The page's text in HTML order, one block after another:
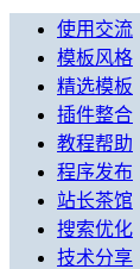
使用交流
模板风格
精选模板
插件整合
教程帮助
程序发布
站长茶馆
搜索优化
技术分享